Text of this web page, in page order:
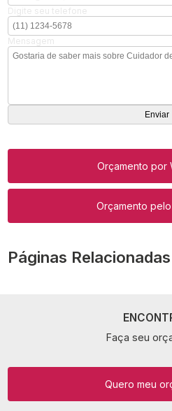
Orçamento por
Orçamento
Páginas
Faça seu
Quero meu